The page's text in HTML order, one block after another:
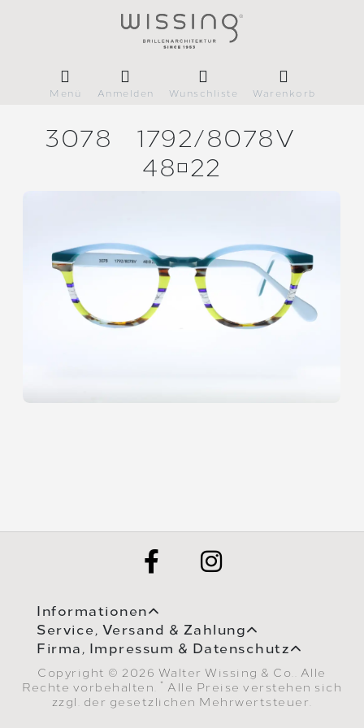
Menü Anmelden Wunschliste Warenkorb
3078 1792/8078V
4822
Informationen
Service, Versand & Zahlung
Firma, Impressum & Datenschutz
Copyright © 2026 Walter Wissing & Co.. Alle
Rechte vorbehalten.
* Alle Preise verstehen sich
zzgl. der gesetzlichen Mehrwertsteuer.